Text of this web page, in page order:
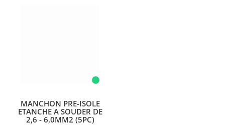
MANCHON PRE-ISOLE
ETANCHE A SOUDER DE
2,6 - 6,0MM2 (5PC)